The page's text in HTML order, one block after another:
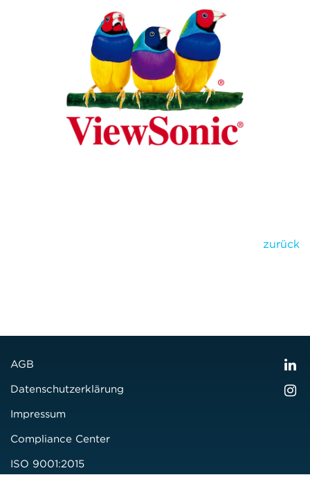
zurück
AGB
Datenschutzerklärung
Impressum
Compliance Center
ISO 9001:2015
Zertifizierung